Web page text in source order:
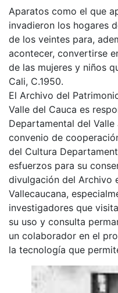
Aparatos como el que
invadieron los hogares
de los veintes para,
acontecer, convertirse
de las mujeres y niños
Cali, C.1950.
El Archivo del
Valle del Cauca es
Departamental del
convenio de
del Cultura
esfuerzos para su
divulgación del Archivo
Vallecaucana,
investigadores que
su uso y consulta
un colaborador en el
la tecnología que